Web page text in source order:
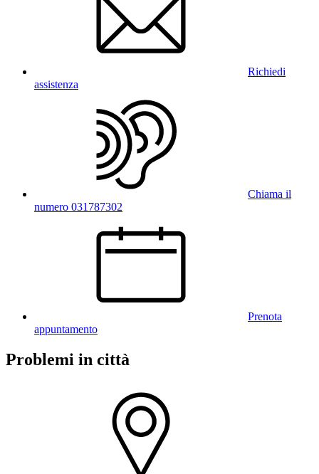
Richiedi
assistenza
Chiama il
numero 031787302
Prenota
appuntamento
Problemi in città